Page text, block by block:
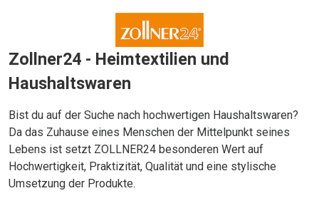
Zollner24 - Heimtextilien und
Haushaltswaren
Bist du auf der Suche nach hochwertigen Haushaltswaren?
Da das Zuhause eines Menschen der Mittelpunkt seines
Lebens ist setzt ZOLLNER24 besonderen Wert auf
Hochwertigkeit, Praktizität, Qualität und eine stylische
Umsetzung der Produkte.